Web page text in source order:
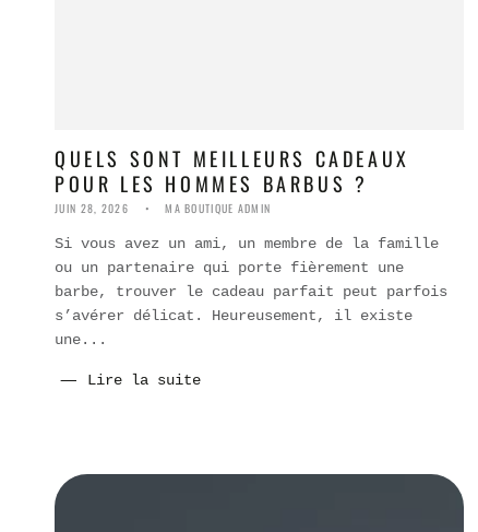
QUELS SONT MEILLEURS CADEAUX
POUR LES HOMMES BARBUS ?
JUIN 28, 2026 MA BOUTIQUE ADMIN
Si vous avez un ami, un membre de la famille
ou un partenaire qui porte fièrement une
barbe, trouver le cadeau parfait peut parfois
s’avérer délicat. Heureusement, il existe
une...
Lire la suite